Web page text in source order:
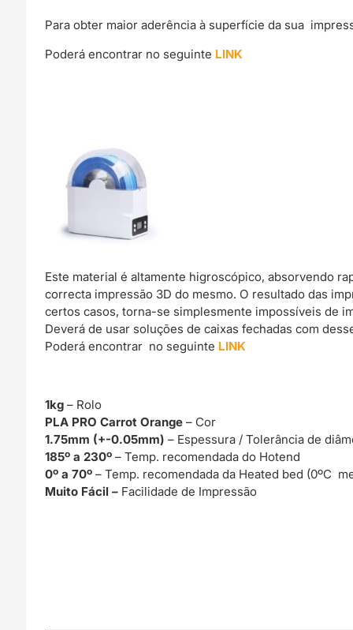
Para obter maior aderência à superfície da sua
Poderá encontrar no seguinte LINK
Este material é altamente higroscópico, absorvendo
correcta impressão 3D do mesmo. O resultado das
certos casos, torna-se simplesmente impossíveis de
Deverá de usar soluções de caixas fechadas com
Poderá encontrar no seguinte LINK
1kg – Rolo
PLA PRO Carrot Orange– Cor
1.75mm (+-0.05mm)– Espessura / Tolerância de
185º a 230º– Temp. recomendada do Hotend
0º a 70º– Temp. recomendada da Heated bed (0ºC
Muito Fácil – Facilidade de Impressão